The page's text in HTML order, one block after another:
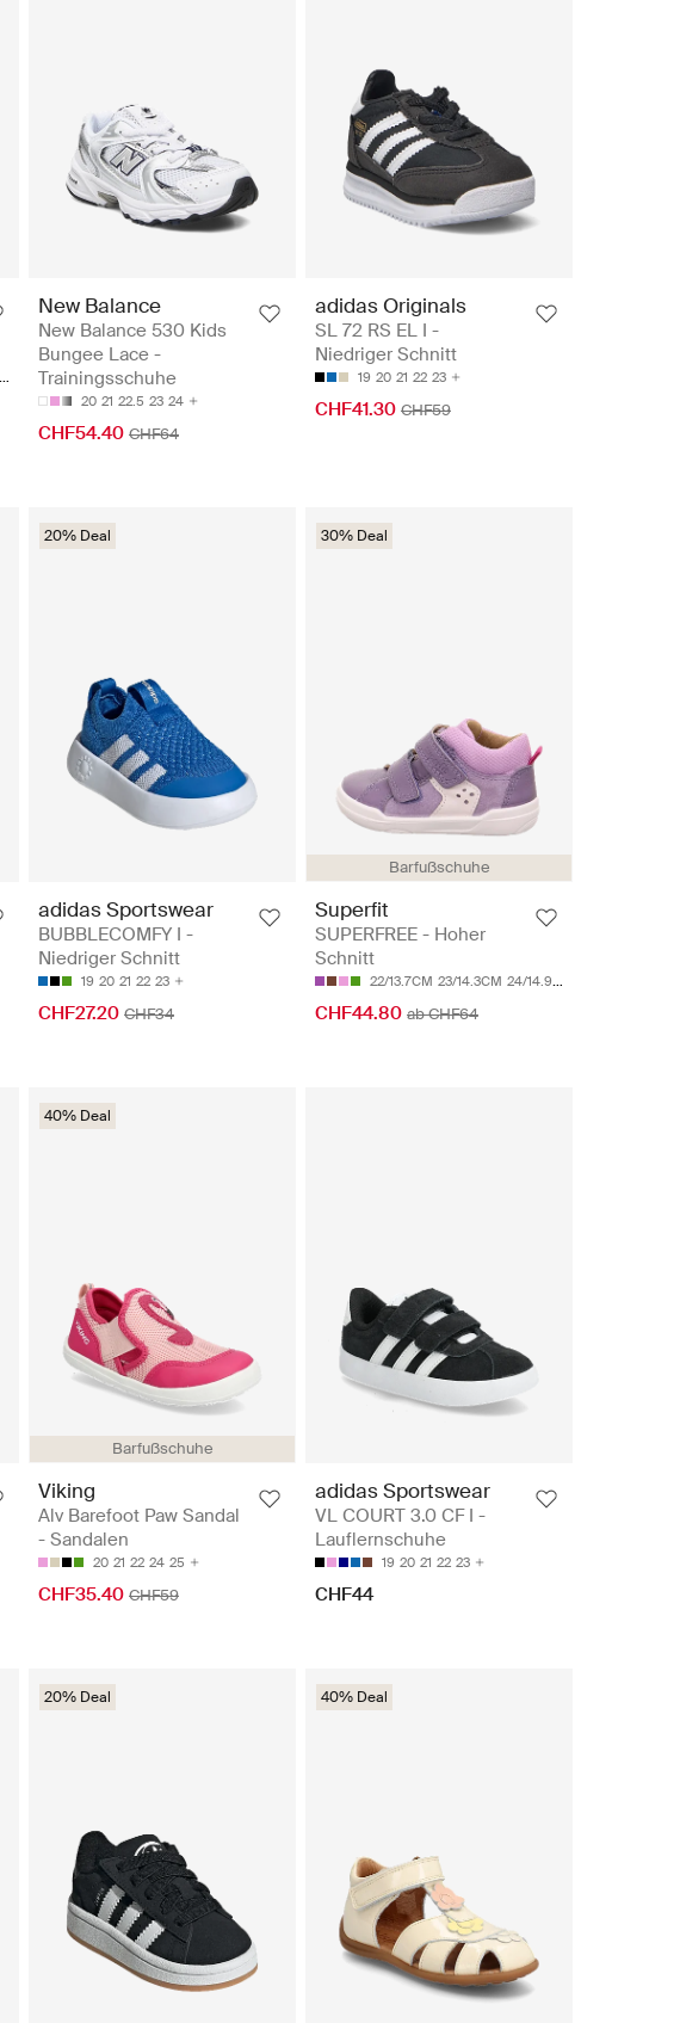
22/12.8CM 23/13.2CM
New Balance
New Balance 530 Kids
Bungee Lace -
Trainingsschuhe
20 21 22.5 23 24
CHF54.40 CHF64
adidas Originals
SL 72 RS EL I -
Niedriger Schnitt
19 20 21 22 23
CHF41.30 CHF59
20% Deal
adidas Sportswear
BUBBLECOMFY I -
Niedriger Schnitt
19 20 21 22 23
CHF27.20 CHF34
Barfußschuhe
30% Deal
Superfit
SUPERFREE - Hoher
Schnitt
22/13.7CM 23/14.3CM 24/14.9CM
CHF44.80 ab CHF64
Barfußschuhe
40% Deal
Viking
Alv Barefoot Paw Sandal
- Sandalen
20 21 22 24 25
CHF35.40 CHF59
adidas Sportswear
VL COURT 3.0 CF I -
Lauflernschuhe
19 20 21 22 23
CHF44
20% Deal 40% Deal